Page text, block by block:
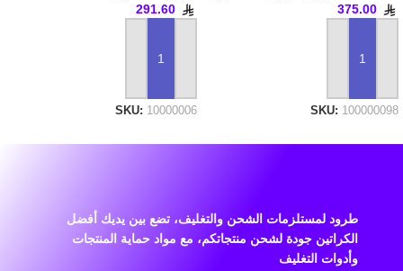
375.00
SKU: 100000098
291.60
SKU: 10000006
طرود لمستلزمات الشحن والتغليف، تضع بين يديك أفضل
الكراتين جودة لشحن منتجاتكم، مع مواد حماية المنتجات
وأدوات التغليف